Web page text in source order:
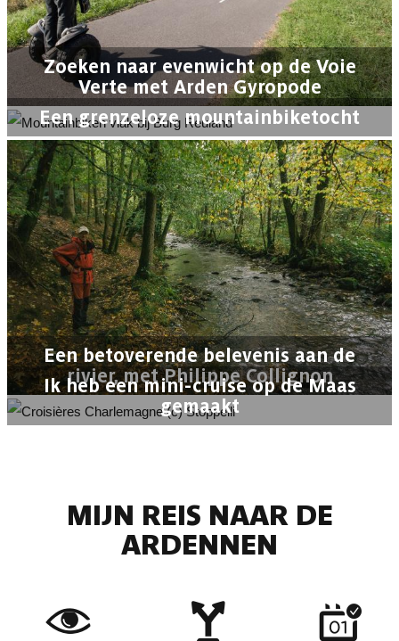
Zoeken naar evenwicht op de Voie
Verte met Arden Gyropode
Een grenzeloze mountainbiketocht
Een betoverende belevenis aan de
rivier, met Philippe Collignon
Ik heb een mini-cruise op de Maas
gemaakt
MIJN REIS NAAR DE
ARDENNEN